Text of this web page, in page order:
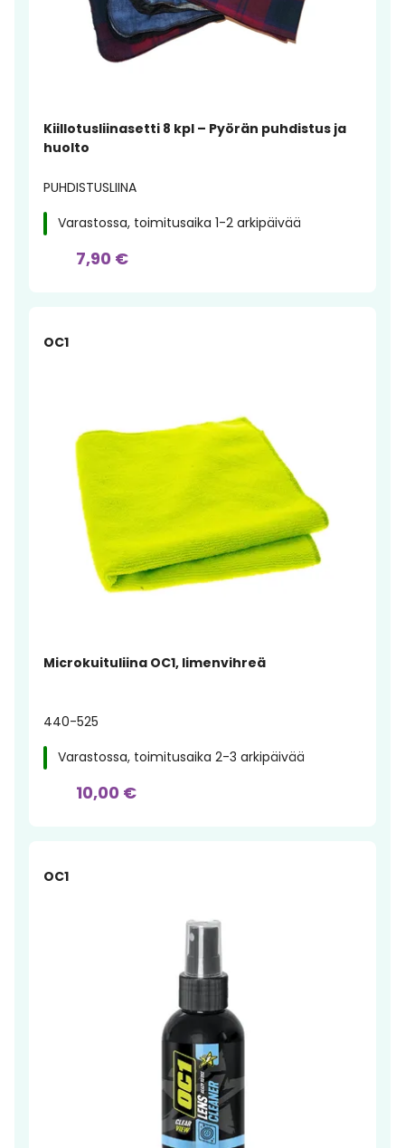
Kiillotusliinasetti 8 kpl – Pyörän puhdistus ja
huolto
PUHDISTUSLIINA
Varastossa, toimitusaika 1-2 arkipäivää
7,90 €
OC1
Microkuituliina OC1, limenvihreä
440-525
Varastossa, toimitusaika 2-3 arkipäivää
10,00 €
OC1